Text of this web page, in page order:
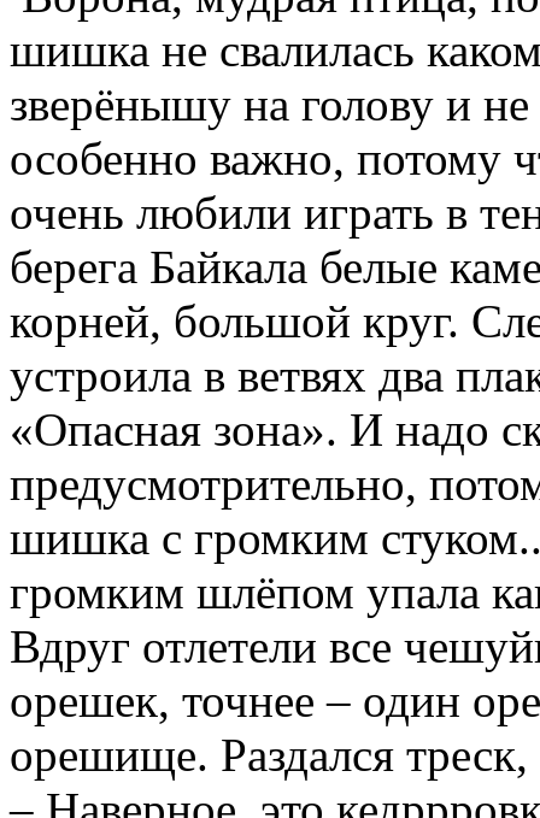
шишка не свалилась
зверёнышу на голову и
особенно важно, потому
очень любили играть в
берега Байкала белые
корней, большой круг.
устроила в ветвях два
«Опасная зона». И надо
предусмотрительно,
шишка с громким
громким шлёпом упала
Вдруг отлетели все
орешек, точнее – один
орешище. Раздался